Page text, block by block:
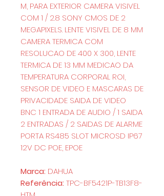
M, PARA EXTERIOR CAMERA VISIVEL
COM 1 / 2.8 SONY CMOS DE 2
MEGAPIXELS. LENTE VISIVEL DE 8 MM
CAMERA TERMICA COM
RESOLUCAO DE 400 X 300, LENTE
TERMICA DE 13 MM MEDICAO DA
TEMPERATURA CORPORAL ROI,
SENSOR DE VIDEO E MASCARAS DE
PRIVACIDADE SAIDA DE VIDEO
BNC 1 ENTRADA DE AUDIO / 1 SAIDA
2 ENTRADAS / 2 SAIDAS DE ALARME
PORTA RS485 SLOT MICROSD IP67
12V DC POE, EPOE
Marca: DAHUA
Referência: TPC-BF5421P-TB13F8-